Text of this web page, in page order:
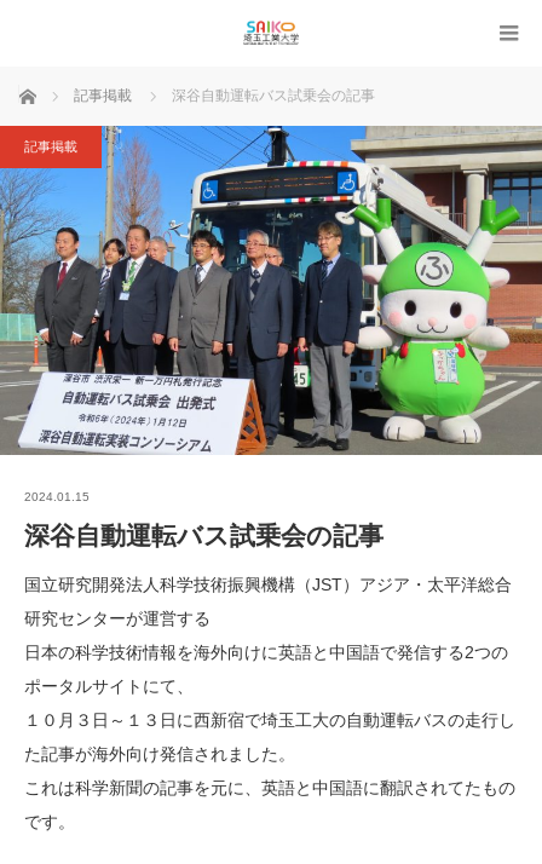
ホーム 記事掲載 深谷自動運転バス試乗会の記事
記事掲載
2024.01.15
深谷自動運転バス試乗会の記事
国立研究開発法人科学技術振興機構（JST）アジア・太平洋総合
研究センターが運営する
日本の科学技術情報を海外向けに英語と中国語で発信する2つの
ポータルサイトにて、
１０月３日～１３日に西新宿で埼玉工大の自動運転バスの走行し
た記事が海外向け発信されました。
これは科学新聞の記事を元に、英語と中国語に翻訳されてたもの
です。